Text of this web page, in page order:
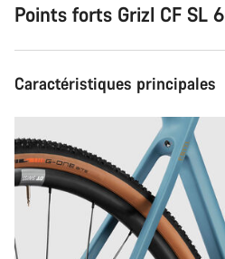
Points forts Grizl CF SL 6
Caractéristiques principales